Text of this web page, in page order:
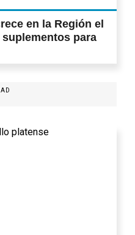
en la Región el
para